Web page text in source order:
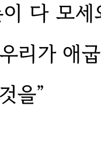
이 다 모
리가 애
을”